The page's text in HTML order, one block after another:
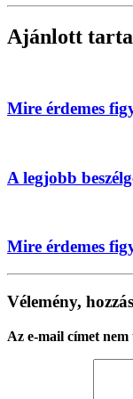
Ajánlott
Mire érdemes
A legjobb
Mire érdemes
Vélemény,
Az e-mail címet nem